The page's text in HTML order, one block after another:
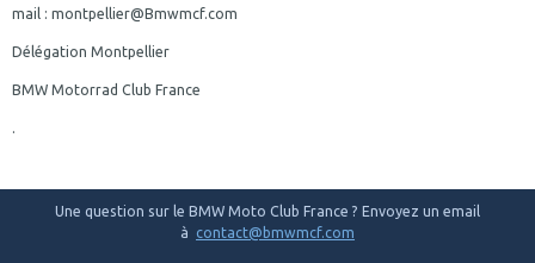
mail : montpellier@Bmwmcf.com
Délégation Montpellier
BMW Motorrad Club France
Une question sur le BMW Moto Club France ? Envoyez un email
à contact@bmwmcf.com